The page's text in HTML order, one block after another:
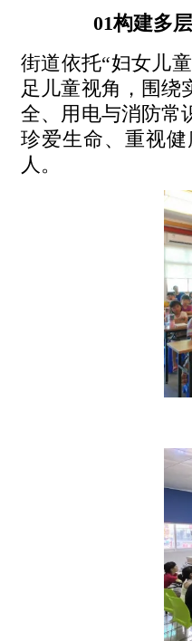
01构建多
街道依托“妇女儿
足儿童视角，围绕
全、用电与消防常
珍爱生命、重视
人。